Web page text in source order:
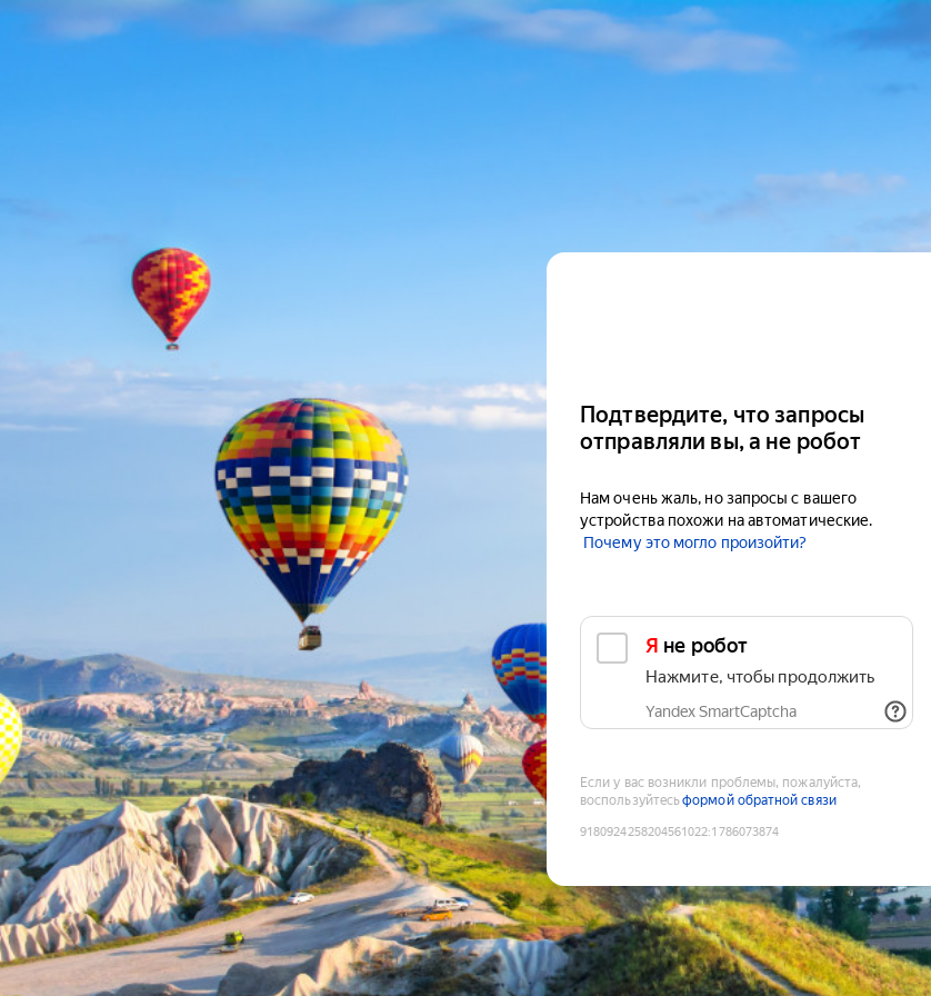
Подтвердите, что запросы
отправляли вы, а не робот
Нам очень жаль, но запросы с вашего
устройства похожи на автоматические.
Почему это могло произойти?
Я не робот
Нажмите, чтобы продолжить
Yandex SmartCaptcha
Если у вас возникли проблемы, пожалуйста,
воспользуйтесьформой обратной связи
9180924258204561022:1786073874